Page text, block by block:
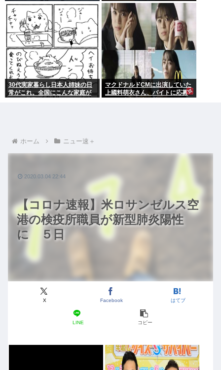
30代実家暮らし日本人姉妹の日
常がこれ。全国にこんな家庭が
マクドナルドCMに出演していた
上國料萌衣さん、バイトに応募
ホーム ニュー速＋
【コロナ速報】米ロサンゼルス空
港の検疫所職員が新型肺炎陽性
に ５日
X Facebook はてブ
LINE コピー
2020.03.04 22:44